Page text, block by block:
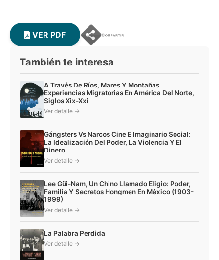
VER PDF
También te interesa
A Través De Ríos, Mares Y Montañas
Experiencias Migratorias En América Del Norte,
Siglos Xix-Xxi
Ver detalle →
Gángsters Vs Narcos Cine E Imaginario Social:
La Idealización Del Poder, La Violencia Y El
Dinero
Ver detalle →
Lee Güi-Nam, Un Chino Llamado Eligio: Poder,
Familia Y Secretos Hongmen En México (1903-
1999)
Ver detalle →
La Palabra Perdida
Ver detalle →